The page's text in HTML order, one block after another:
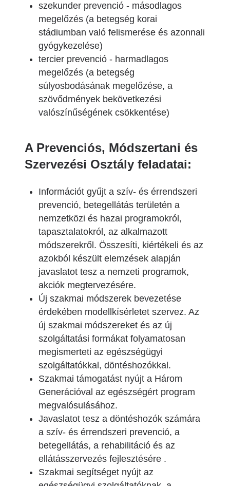
szekunder prevenció - másodlagos
megelőzés (a betegség korai
stádiumban való felismerése és azonnali
gyógykezelése)
tercier prevenció - harmadlagos
megelőzés (a betegség
súlyosbodásának megelőzése, a
szövődmények bekövetkezési
valószínűségének csökkentése)
A Prevenciós, Módszertani és
Szervezési Osztály feladatai:
Információt gyűjt a szív- és érrendszeri
prevenció, betegellátás területén a
nemzetközi és hazai programokról,
tapasztalatokról, az alkalmazott
módszerekről. Összesíti, kiértékeli és az
azokból készült elemzések alapján
javaslatot tesz a nemzeti programok,
akciók megtervezésére.
Új szakmai módszerek bevezetése
érdekében modellkísérletet szervez. Az
új szakmai módszereket és az új
szolgáltatási formákat folyamatosan
megismerteti az egészségügyi
szolgáltatókkal, döntéshozókkal.
Szakmai támogatást nyújt a Három
Generációval az egészségért program
megvalósulásához.
Javaslatot tesz a döntéshozók számára
a szív- és érrendszeri prevenció, a
betegellátás, a rehabilitáció és az
ellátásszervezés fejlesztésére .
Szakmai segítséget nyújt az